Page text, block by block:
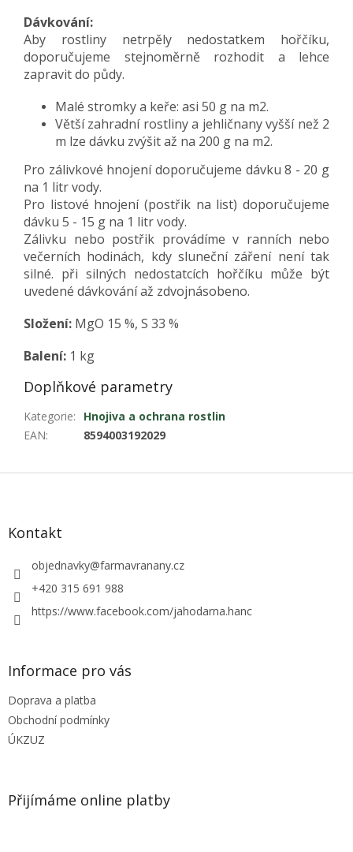
Dávkování:
Aby rostliny netrpěly nedostatkem hořčíku,
doporučujeme stejnoměrně rozhodit a lehce
zapravit do půdy.
Malé stromky a keře: asi 50 g na m2.
Větší zahradní rostliny a jehličnany vyšší než 2
m lze dávku zvýšit až na 200 g na m2.
Pro zálivkové hnojení doporučujeme dávku 8 - 20 g
na 1 litr vody.
Pro listové hnojení (postřik na list) doporučujeme
dávku 5 - 15 g na 1 litr vody.
Zálivku nebo postřik provádíme v ranních nebo
večerních hodinách, kdy sluneční záření není tak
silné. při silných nedostatcích hořčíku může být
uvedené dávkování až zdvojnásobeno.
Složení: MgO 15 %, S 33 %
Balení: 1 kg
Doplňkové parametry
Kategorie:
Hnojiva a ochrana rostlin
EAN: 8594003192029
Z
Kontakt
objednavky@farmavranany.cz
+420 315 691 988
https://www.facebook.com/jahodarna.hanc
Informace pro vás
Doprava a platba
Obchodní podmínky
ÚKZUZ
Přijímáme online platby